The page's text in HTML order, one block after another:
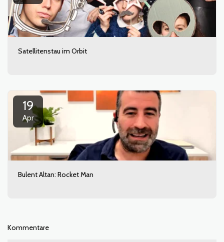
Satellitenstau im Orbit
19
Apr
Bulent Altan: Rocket Man
Kommentare